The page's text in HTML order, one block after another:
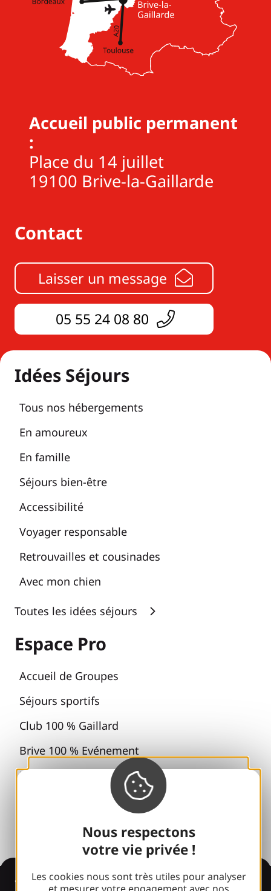
Nous respectons
votre vie privée !
Les cookies nous sont très utiles pour analyser
et mesurer votre engagement avec nos
Accueil public permanent
:
Place du 14 juillet
19100 Brive-la-Gaillarde
Contact
Laisser un message
05 55 24 08 80
Idées Séjours
Tous nos hébergements
En amoureux
En famille
Séjours bien-être
Accessibilité
Voyager responsable
Retrouvailles et cousinades
Avec mon chien
Toutes les idées séjours
Espace Pro
Accueil de Groupes
Séjours sportifs
Club 100 % Gaillard
Brive 100 % Evénement
Photothèque
Informations